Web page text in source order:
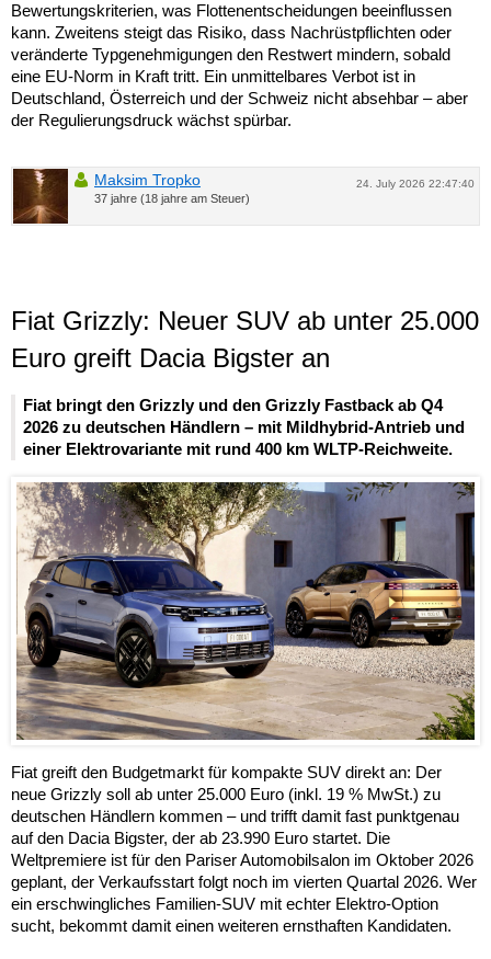
Bewertungskriterien, was Flottenentscheidungen beeinflussen
kann. Zweitens steigt das Risiko, dass Nachrüstpflichten oder
veränderte Typgenehmigungen den Restwert mindern, sobald
eine EU-Norm in Kraft tritt. Ein unmittelbares Verbot ist in
Deutschland, Österreich und der Schweiz nicht absehbar – aber
der Regulierungsdruck wächst spürbar.
24. July 2026 22:47:40
Maksim Tropko
37 jahre (18 jahre am Steuer)
Fiat Grizzly: Neuer SUV ab unter 25.000
Euro greift Dacia Bigster an
Fiat bringt den Grizzly und den Grizzly Fastback ab Q4
2026 zu deutschen Händlern – mit Mildhybrid-Antrieb und
einer Elektrovariante mit rund 400 km WLTP-Reichweite.
Fiat greift den Budgetmarkt für kompakte SUV direkt an: Der
neue Grizzly soll ab unter 25.000 Euro (inkl. 19 % MwSt.) zu
deutschen Händlern kommen – und trifft damit fast punktgenau
auf den Dacia Bigster, der ab 23.990 Euro startet. Die
Weltpremiere ist für den Pariser Automobilsalon im Oktober 2026
geplant, der Verkaufsstart folgt noch im vierten Quartal 2026. Wer
ein erschwingliches Familien-SUV mit echter Elektro-Option
sucht, bekommt damit einen weiteren ernsthaften Kandidaten.